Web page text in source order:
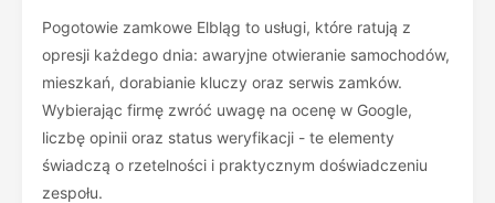
Pogotowie zamkowe Elbląg to usługi, które ratują z
opresji każdego dnia: awaryjne otwieranie samochodów,
mieszkań, dorabianie kluczy oraz serwis zamków.
Wybierając firmę zwróć uwagę na ocenę w Google,
liczbę opinii oraz status weryfikacji - te elementy
świadczą o rzetelności i praktycznym doświadczeniu
zespołu.